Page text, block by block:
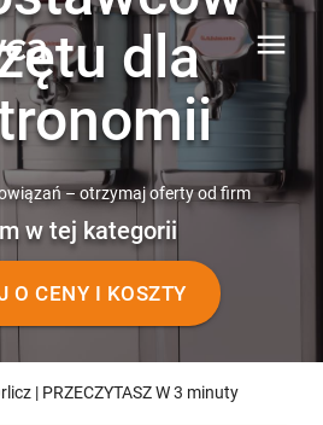
menu
dla
– otrzymaj oferty od firm
w tej kategorii
O CENY I KOSZTY
| PRZECZYTASZ W 3 minuty